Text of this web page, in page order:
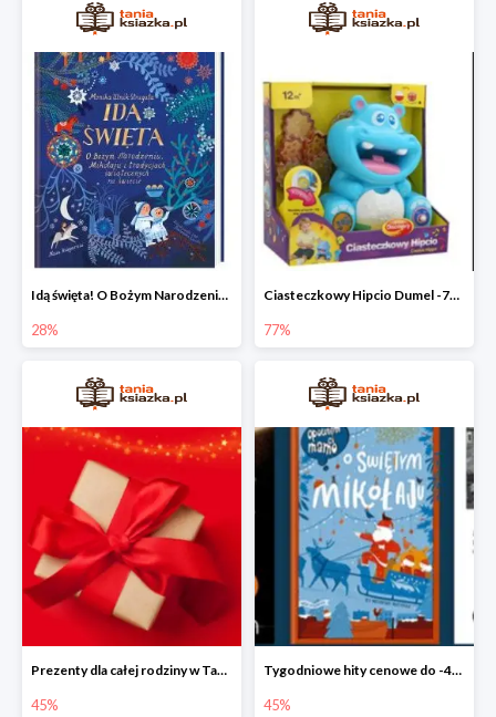
Idą święta! O Bożym Narodzeniu, Mikołaju i tradycjach świątecznych na świecie
28%
Ciasteczkowy Hipcio Dumel -77%
77%
Prezenty dla całej rodziny w Taniej Książce do -45%
45%
Tygodniowe hity cenowe do -45%
45%